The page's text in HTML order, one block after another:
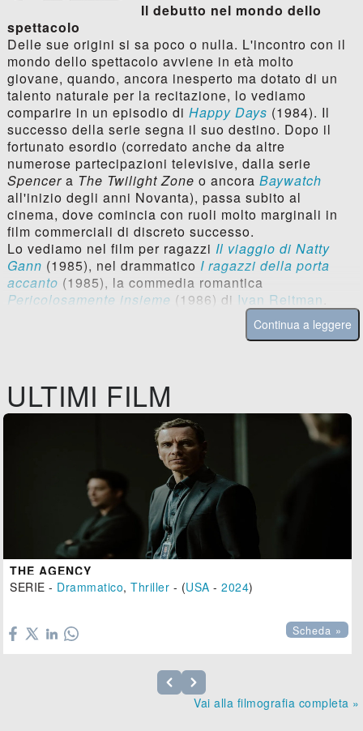
Il debutto nel mondo dello
spettacolo
Delle sue origini si sa poco o nulla. L'incontro con il
mondo dello spettacolo avviene in età molto
giovane, quando, ancora inesperto ma dotato di un
talento naturale per la recitazione, lo vediamo
comparire in un episodio di Happy Days (1984). Il
successo della serie segna il suo destino. Dopo il
fortunato esordio (corredato anche da altre
numerose partecipazioni televisive, dalla serie
Spencera The Twilight Zone o ancora Baywatch
all'inizio degli anni Novanta), passa subito al
cinema, dove comincia con ruoli molto marginali in
film commerciali di discreto successo.
Lo vediamo nel film per ragazzi Il viaggio di Natty
Gann (1985), nel drammatico I ragazzi della porta
accanto (1985), la commedia romantica
Pericolosamente insieme (1986) di Ivan Reitman
Continua a leggere
ULTIMI FILM
THE AGENCY
SERIE - Drammatico,Thriller - (USA -2024)
Scheda »
Vai alla filmografia completa »